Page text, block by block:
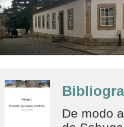
De modo